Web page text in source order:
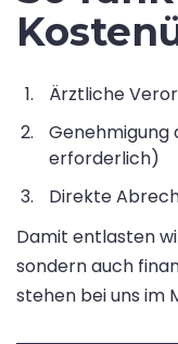
Ärztliche
Genehmigung
erforderlich)
Direkte
Damit entlasten
sondern auch
stehen bei uns im